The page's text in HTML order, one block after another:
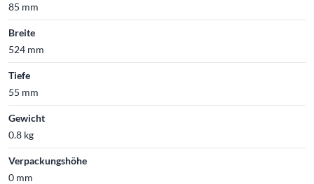
85 mm
Breite
524 mm
Tiefe
55 mm
Gewicht
0.8 kg
Verpackungshöhe
0 mm